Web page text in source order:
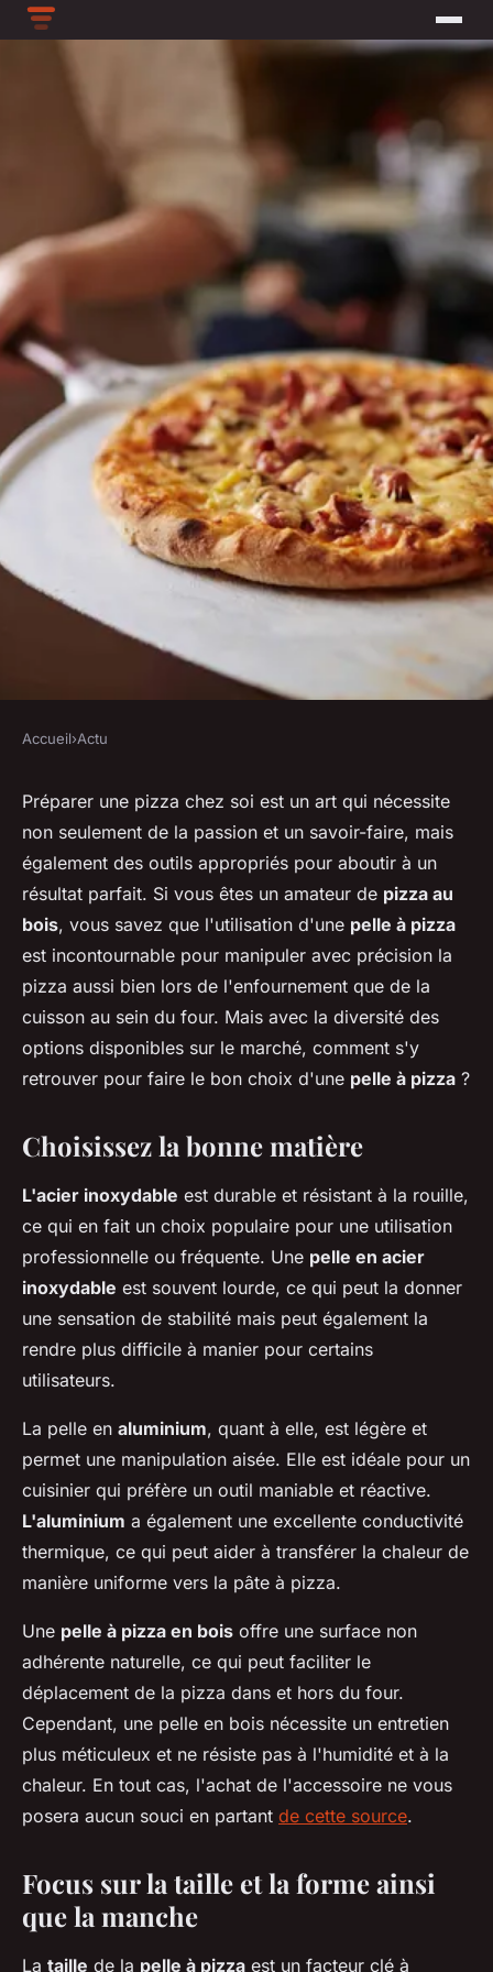
Pelle à pizza : faites le bon
choix
michelle •20 décembre 2023•2 min de lecture
Accueil›Actu
Préparer une pizza chez soi est un art qui nécessite
non seulement de la passion et un savoir-faire, mais
également des outils appropriés pour aboutir à un
résultat parfait. Si vous êtes un amateur de pizza au
bois, vous savez que l'utilisation d'une pelle à pizza
est incontournable pour manipuler avec précision la
pizza aussi bien lors de l'enfournement que de la
cuisson au sein du four. Mais avec la diversité des
options disponibles sur le marché, comment s'y
retrouver pour faire le bon choix d'une pelle à pizza ?
Choisissez la bonne matière
L'acier inoxydable est durable et résistant à la rouille,
ce qui en fait un choix populaire pour une utilisation
professionnelle ou fréquente. Une pelle en acier
inoxydable est souvent lourde, ce qui peut la donner
une sensation de stabilité mais peut également la
rendre plus difficile à manier pour certains
utilisateurs.
La pelle en aluminium, quant à elle, est légère et
permet une manipulation aisée. Elle est idéale pour un
cuisinier qui préfère un outil maniable et réactive.
L'aluminium a également une excellente conductivité
thermique, ce qui peut aider à transférer la chaleur de
manière uniforme vers la pâte à pizza.
Une pelle à pizza en bois offre une surface non
adhérente naturelle, ce qui peut faciliter le
déplacement de la pizza dans et hors du four.
Cependant, une pelle en bois nécessite un entretien
plus méticuleux et ne résiste pas à l'humidité et à la
chaleur. En tout cas, l'achat de l'accessoire ne vous
posera aucun souci en partant de cette source.
Focus sur la taille et la forme ainsi
que la manche
La taille de la pelle à pizza est un facteur clé à